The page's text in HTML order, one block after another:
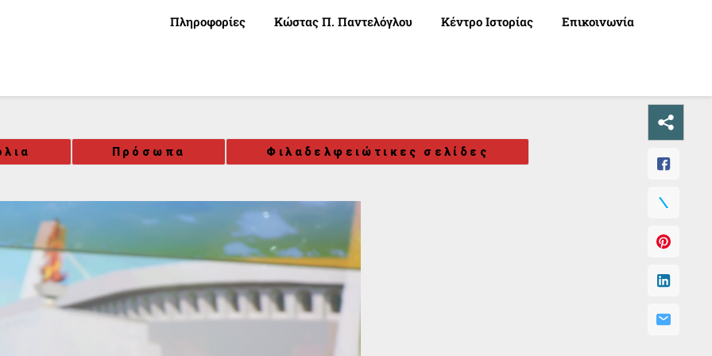
Πληροφορίες Κώστας Π. Παντελόγλου Κέντρο Ιστορίας Επικοινωνία
Πρόσωπα Φιλαδελφειώτικες σελίδες